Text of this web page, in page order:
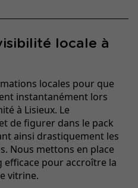
locale à
locales pour que
instantanément lors
à Lisieux. Le
de figurer dans le pack
ainsi drastiquement les
Nous mettons en place
pour accroître la
vitrine.